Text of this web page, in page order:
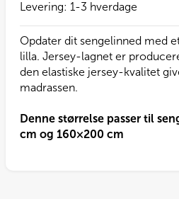
Levering: 1-3 hverdage
Opdater dit sengelinned med
lilla. Jersey-lagnet er
den elastiske jersey-kvalitet
madrassen.
Denne størrelse passer til
cm og 160×200 cm